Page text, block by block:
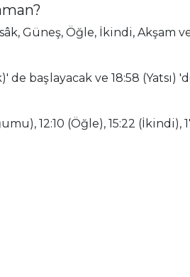
Güneş, Öğle, İkindi, Akşam
başlayacak ve 18:58 (Yatsı)
12:10 (Öğle), 15:22 (İkindi),